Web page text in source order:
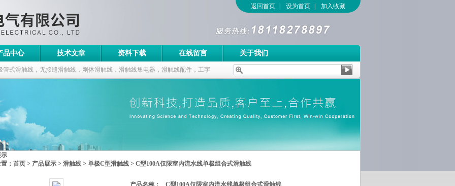
返回首页 设为首页 加入收藏
品中心 技术文章 资料下载 在线留言 关于我们
式滑触线，无接缝滑触线，刚体滑触线，滑触线集电器，滑触线配件，工字
示
： 首页 > 产品展示 > 滑触线 > 单极C型滑触线 > C型100A仅限室内流水线单极组合式滑触线
产品名称：
C型100A仅限室内流水线单极组合式滑触线